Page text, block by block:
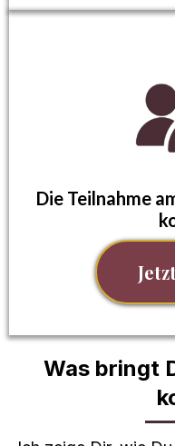
Die Teilnahme
Was bringt